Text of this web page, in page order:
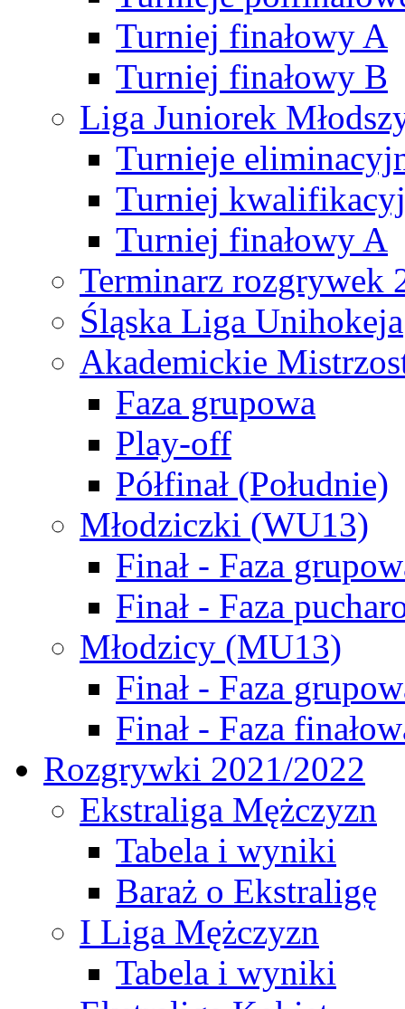
Turniej finałowy A
Turniej finałowy B
Liga Juniorek
Turnieje
Turniej
Turniej finałowy A
Terminarz rozgrywek
Śląska Liga Unihokeja
Akademickie
Faza grupowa
Play-off
Półfinał (Południe)
Młodziczki (WU13)
Finał - Faza
Finał - Faza
Młodzicy (MU13)
Finał - Faza
Finał - Faza
Rozgrywki 2021/2022
Ekstraliga Mężczyzn
Tabela i wyniki
Baraż o Ekstraligę
I Liga Mężczyzn
Tabela i wyniki